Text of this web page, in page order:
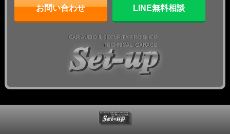
お問い合わせ LINE無料相談